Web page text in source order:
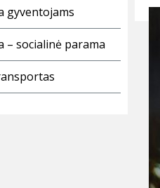
gyventojams
– socialinė parama